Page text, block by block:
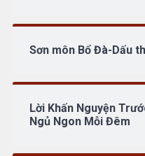
Sơn môn Bổ Đà-Dấu
Lời Khấn Nguyện
Ngủ Ngon Mỗi Đêm